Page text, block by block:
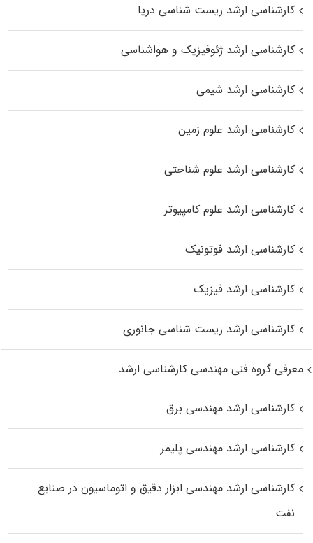
کارشناسی ارشد زیست‌ شناسی دریا
کارشناسی ارشد ژئوفیزیک و هواشناسی
کارشناسی ارشد شیمی
کارشناسی ارشد علوم زمین
کارشناسی ارشد علوم شناختی
کارشناسی ارشد علوم کامپیوتر
کارشناسی ارشد فوتونیک
کارشناسی ارشد فیزیک
کارشناسی ارشد زیست‌ شناسی جانوری
معرفی گروه فنی مهندسی کارشناسی ارشد
کارشناسی ارشد مهندسی برق
کارشناسی ارشد مهندسی پلیمر
کارشناسی ارشد مهندسی ابزار دقیق و اتوماسیون در صنایع
نفت